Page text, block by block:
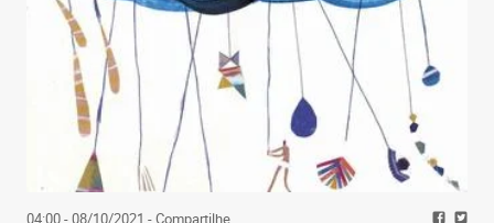
04:00 - 08/10/2021 - Compartilhe